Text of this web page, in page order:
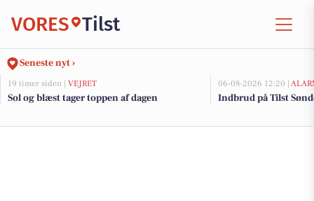
VORES Tilst
Seneste nyt ›
19 timer siden | VEJRET
Sol og blæst tager toppen af dagen
06-08-2026 12:20 |
Indbrud på Tilst